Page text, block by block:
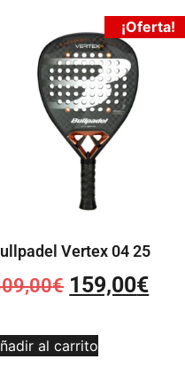
¡Oferta!
Vertex 04 25
€ 159,00€
al carrito